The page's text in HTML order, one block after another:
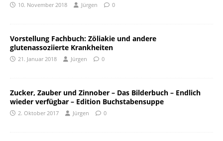
10. November 2018 Jürgen 0
Vorstellung Fachbuch: Zöliakie und andere
glutenassoziierte Krankheiten
21. Januar 2018 Jürgen 0
Zucker, Zauber und Zinnober – Das Bilderbuch – Endlich
wieder verfügbar – Edition Buchstabensuppe
2. Oktober 2017 Jürgen 0